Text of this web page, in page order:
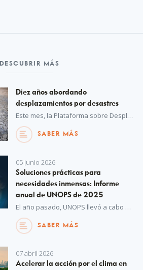
DESCUBRIR MÁS
Diez años abordando
desplazamientos por desastres
Este mes, la Plataforma sobre Desplazamiento por Desastres celebra oficialmente su décimo aniversario de trabajo en favor de la cooperación internacional para proteger a las personas desplazadas por desastres y el cambio climático. Desde sus inicios hasta su rol actual como alianza mundial, la misión de la plataforma es más importante que nunca.
SABER MÁS
05 junio 2026
Soluciones prácticas para
necesidades inmensas: Informe
anual de UNOPS de 2025
El año pasado, UNOPS llevó a cabo más de 1.100 proyectos, con los que proporcionó soluciones prácticas para hacer frente a las crecientes y urgentes necesidades de comunidades de todo el mundo.
SABER MÁS
07 abril 2026
Acelerar la acción por el clima en